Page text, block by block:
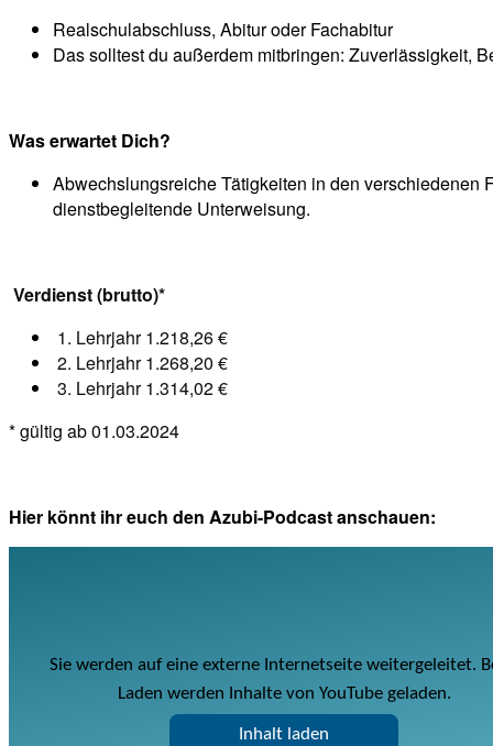
Realschulabschluss, Abitur oder Fachabitur
Das solltest du außerdem mitbringen: Zuverlässigkeit,
Was erwartet Dich?
Abwechslungsreiche Tätigkeiten in den verschiedenen
dienstbegleitende Unterweisung.
Verdienst (brutto)*
1. Lehrjahr 1.218,26 €
2. Lehrjahr 1.268,20 €
3. Lehrjahr 1.314,02 €
* gültig ab 01.03.2024
Hier könnt ihr euch den Azubi-Podcast anschauen:
Sie werden auf eine externe Internetseite weitergeleitet.
Laden werden Inhalte von YouTube geladen.
Inhalt laden